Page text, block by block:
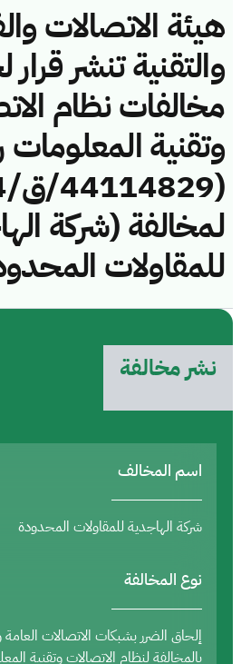
هيئة الاتصالات
والتقنية تنشر قرار
مخالفات نظام
وتقنية
لمخالفة (شركة
للمقاولات
نشر مخالفة
اسم المخالف
شركة الهاجدية للمقاولات المحدودة
نوع المخالفة
إلحاق الضرر بشبكات الاتصالات
بالمخالفة لنظام الاتصالات وتقنية